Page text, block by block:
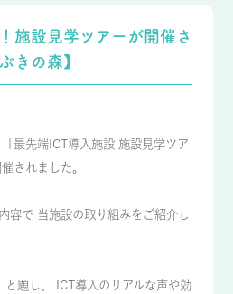
施設見学ツアーが開催さ
きの森】
最先端ICT導入施設 施設見学ツア
されました。
容で 当施設の取り組みをご紹介し
と題し、 ICT導入のリアルな声や効